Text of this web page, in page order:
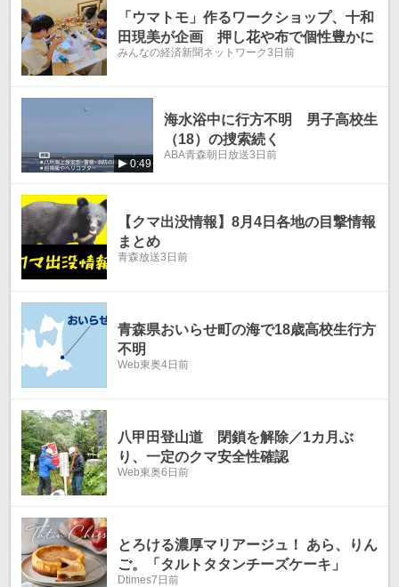
「ウマトモ」作るワークショップ、十和
田現美が企画 押し花や布で個性豊かに
みんなの経済新聞ネットワーク3日前
0:49
海水浴中に行方不明 男子高校生
（18）の捜索続く
ABA青森朝日放送3日前
【クマ出没情報】8月4日各地の目撃情報
まとめ
青森放送3日前
青森県おいらせ町の海で18歳高校生行方
不明
Web東奥4日前
八甲田登山道 閉鎖を解除／1カ月ぶ
り、一定のクマ安全性確認
Web東奥6日前
とろける濃厚マリアージュ！ あら、りん
ご。「タルトタタンチーズケーキ」
Dtimes7日前